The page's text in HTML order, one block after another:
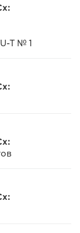
T № 1